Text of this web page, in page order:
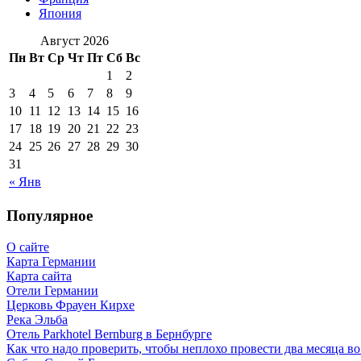
Япония
Август 2026
Пн Вт Ср Чт Пт Сб Вс
« Янв
1
2
3
4 5 6 7 8
9
10 11 12 13 14 15 16
17 18 19 20 21 22 23
24 25 26 27 28 29 30
31
Популярное
О сайте
Карта Германии
Карта сайта
Отели Германии
Церковь Фрауен Кирхе
Река Эльба
Отель Parkhotel Bernburg в Бернбурге
Как что надо проверить, чтобы неплохо провести два месяца